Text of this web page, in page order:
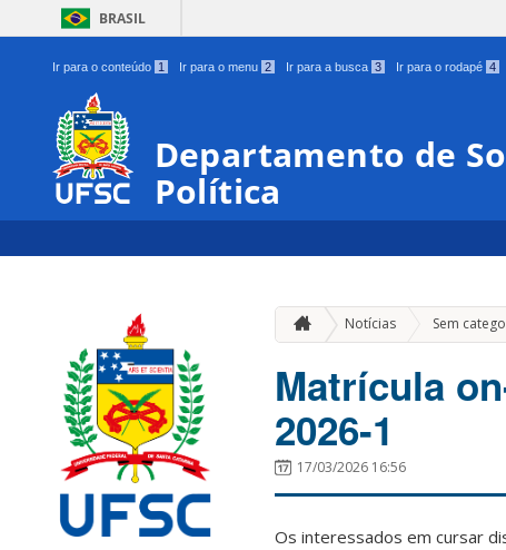
BRASIL
Ir para o conteúdo 1 Ir para o menu 2 Ir para a busca 3 Ir para o rodapé 4
Departamento de
Política
Notícias Sem
Matrícula
2026-1
17/03/2026 16:56
Os interessados em cursar